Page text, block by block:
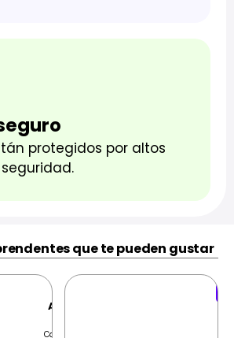
protegidos por altos
que te pueden gustar
AirPods
Cancelación